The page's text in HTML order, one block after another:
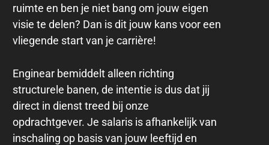
ruimte en ben je niet bang om jouw eigen
visie te delen? Dan is dit jouw kans voor een
vliegende start van je carrière!
Enginear bemiddelt alleen richting
structurele banen, de intentie is dus dat jij
direct in dienst treed bij onze
opdrachtgever. Je salaris is afhankelijk van
inschaling op basis van jouw leeftijd en